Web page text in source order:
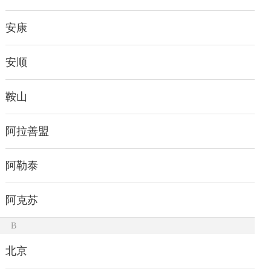
安康
安顺
鞍山
阿拉善盟
阿勒泰
阿克苏
B
北京